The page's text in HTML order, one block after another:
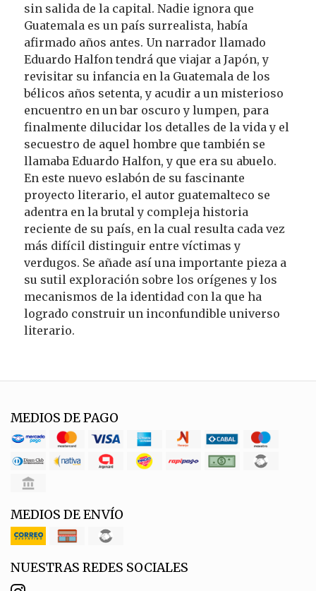
sin salida de la capital. Nadie ignora que
Guatemala es un país surrealista, había
afirmado años antes. Un narrador llamado
Eduardo Halfon tendrá que viajar a Japón, y
revisitar su infancia en la Guatemala de los
bélicos años setenta, y acudir a un misterioso
encuentro en un bar oscuro y lumpen, para
finalmente dilucidar los detalles de la vida y el
secuestro de aquel hombre que también se
llamaba Eduardo Halfon, y que era su abuelo.
En este nuevo eslabón de su fascinante
proyecto literario, el autor guatemalteco se
adentra en la brutal y compleja historia
reciente de su país, en la cual resulta cada vez
más difícil distinguir entre víctimas y
verdugos. Se añade así una importante pieza a
su sutil exploración sobre los orígenes y los
mecanismos de la identidad con la que ha
logrado construir un inconfundible universo
literario.
MEDIOS DE PAGO
MEDIOS DE ENVÍO
NUESTRAS REDES SOCIALES